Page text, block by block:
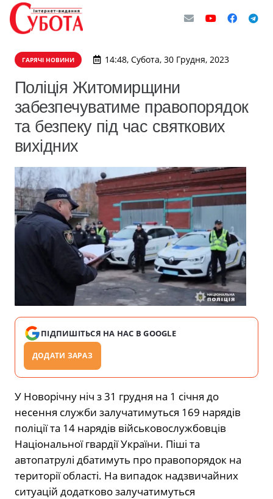
ГАРЯЧІ НОВИНИ 14:48, Субота, 30 Грудня, 2023
Поліція Житомирщини
забезпечуватиме правопорядок
та безпеку під час святкових
вихідних
ПІДПИШІТЬСЯ НА НАС В GOOGLE
ДОДАТИ ЗАРАЗ
У Новорічну ніч з 31 грудня на 1 січня до
несення служби залучатимуться 169 нарядів
поліції та 14 нарядів військовослужбовців
Національної гвардії України. Піші та
автопатрулі дбатимуть про правопорядок на
території області. На випадок надзвичайних
ситуацій додатково залучатимуться